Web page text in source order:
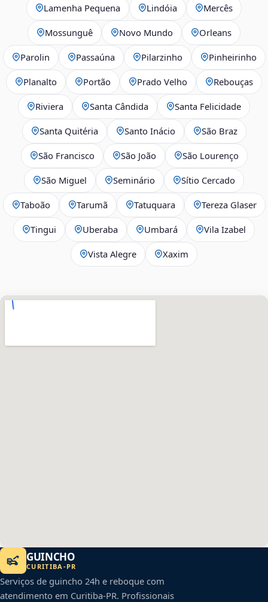
Lamenha Pequena Lindóia Mercês
Mossunguê Novo Mundo Orleans
Parolin Passaúna Pilarzinho Pinheirinho
Planalto Portão Prado Velho Rebouças
Riviera Santa Cândida Santa Felicidade
Santa Quitéria Santo Inácio São Braz
São Francisco São João São Lourenço
São Miguel Seminário Sítio Cercado
Taboão Tarumã Tatuquara Tereza Glaser
Tingui Uberaba Umbará Vila Izabel
Vista Alegre Xaxim
GUINCHO
CURITIBA -PR
Serviços de guincho 24h e reboque com
atendimento em Curitiba-PR. Profissionais